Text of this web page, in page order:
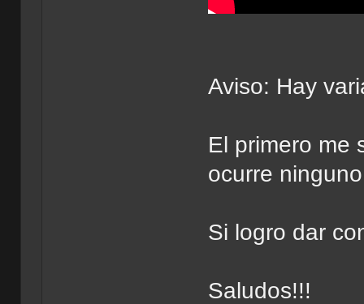
Aviso: Hay
El primero me
ocurre
Si logro dar
Saludos!!!